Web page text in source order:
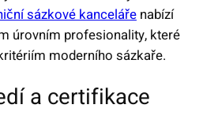
sázkové kancelářenabízí
úrovním profesionality, které
moderního sázkaře.
a certifikace